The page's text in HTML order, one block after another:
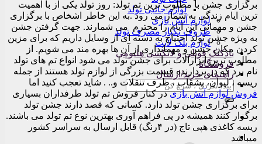
لوازم جانبی تولد
لوازم آتش بازی
ظروف یکبار مصرف تولد
لوازم بلک لایت
بادکنک فویلی و لاتکسی هلیومی
فروشگاه
راهنمای خرید/ارسال
جستجو
برای:
برگزاری جشن با مطلوب ترین تم تولد: روز تولد یکی از با اهمیت
ترین ایام زندگی به شمار می رود .به این خاطر اشخاص با برگزاری
جشن و مهمانی این ایام را محترم می شمارند. جهت گرفتن جشن
به ویژه جشن تولد احتیاج به دسته ای از وسایل داریم که برای مزین
کردن مکان جشن و مهمانداری از آن ها بهره مند می شویم. از
مطلوب ترین ابزارآلات برای جشن تولد می شود انواع تم های تولد
نام برد که در بردارنده قسمت بزرگی از لوازم تولد هستند از جمله
ریسه ، لیوان، بشقاب ، ظرف تنقلات و.. . شاید تعجب کنید اما
فروش لوازم آتش بازیدر کنار فروش تم تولد طرفداران بسیاری
برای برگزاری جشن تولد دارد. کسانی که قصد دارند جشن تولد
برگزار کنند همیشه در پی فراهم آوری بهترین نوع تم تولد می باشند.
ریسه کاغذی هپی تاج (در ۴رنگ) قابل ارسال به سراسر کشور
میباشد